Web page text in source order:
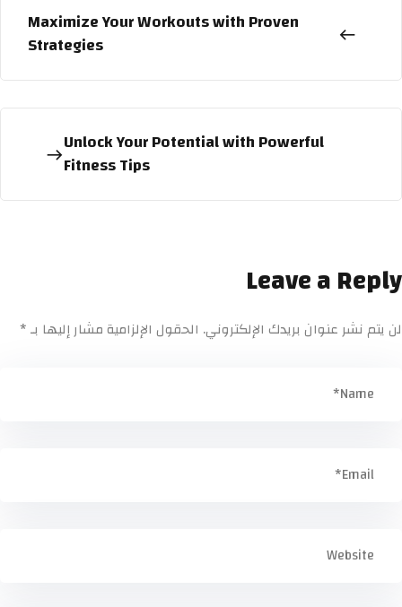
Maximize Your Workouts with Proven
Strategies
Unlock Your Potential with Powerful
Fitness Tips
Leave a Reply
لن يتم نشر عنوان بريدك الإلكتروني. الحقول الإلزامية مشار إليها بـ*